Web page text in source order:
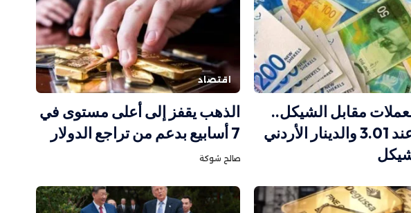
مقابل الشيكل..
الدولار عند 3.01 والدينار الأردني
اقتصاد
الذهب يقفز إلى أعلى مستوى في
7 أسابيع بدعم من تراجع الدولار
صالح شوكة